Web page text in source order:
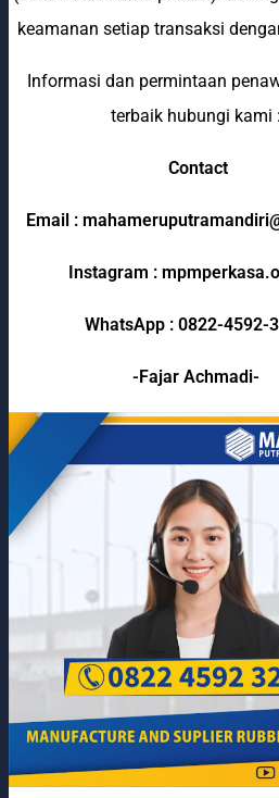
keamanan setiap transaksi
Informasi dan permintaan
terbaik hubungi kami :
Contact
Email :
Instagram :
WhatsApp : 0822-4592-
-Fajar Achmadi-